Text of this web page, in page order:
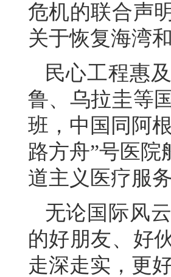
危机的联合声
关于恢复海湾
民心工程惠
鲁、乌拉圭等
班，中国同阿
路方舟”号医
道主义医疗服务
无论国际风
的好朋友、好
走深走实，更